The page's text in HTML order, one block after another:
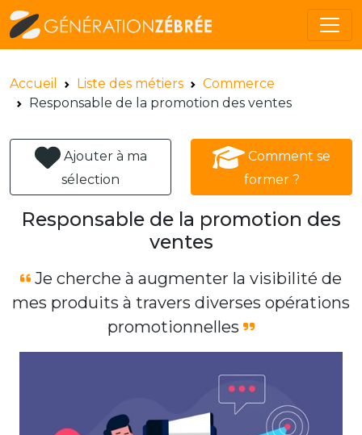
Accueil Liste des métiers
Commerce
Responsable de la promotion des ventes
Ajouter à ma
sélection
Comment se
former ?
Responsable de la promotion des
ventes
Je cherche à augmenter la visibilité de
mes produits à travers diverses opérations
promotionnelles